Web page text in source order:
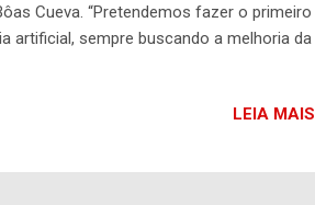
Cueva. “Pretendemos fazer o primeiro
artificial, sempre buscando a melhoria da
Lang, o alto volume de trabalho levou
LEIA MAIS